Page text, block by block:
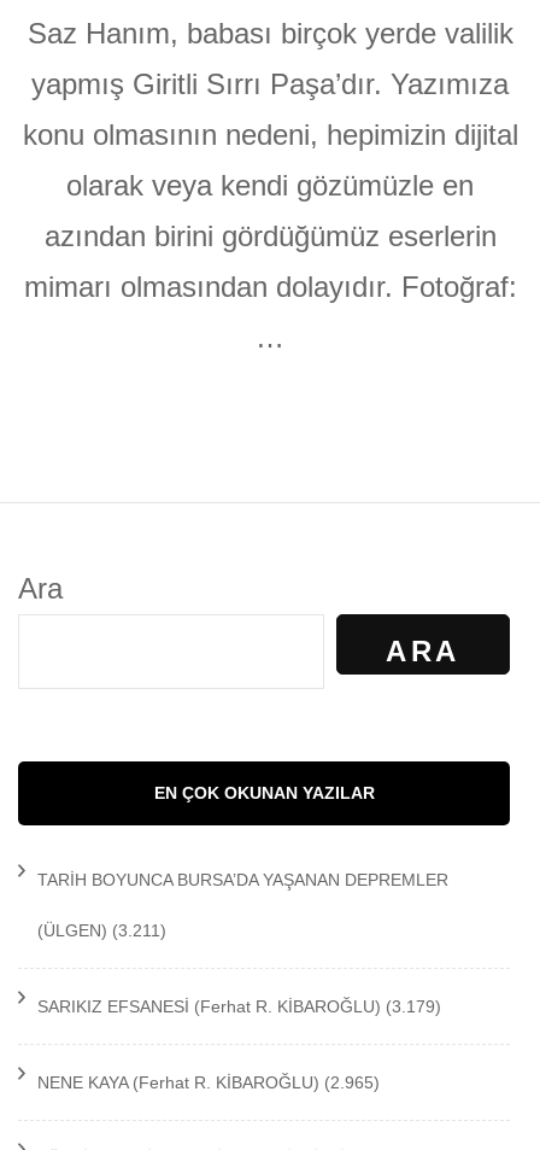
Saz Hanım, babası birçok yerde valilik
yapmış Giritli Sırrı Paşa’dır. Yazımıza
konu olmasının nedeni, hepimizin dijital
olarak veya kendi gözümüzle en
azından birini gördüğümüz eserlerin
mimarı olmasından dolayıdır. Fotoğraf:
…
Ara
ARA
EN ÇOK OKUNAN YAZILAR
TARİH BOYUNCA BURSA’DA YAŞANAN DEPREMLER
(ÜLGEN) (3.211)
SARIKIZ EFSANESİ (Ferhat R. KİBAROĞLU) (3.179)
NENE KAYA (Ferhat R. KİBAROĞLU) (2.965)